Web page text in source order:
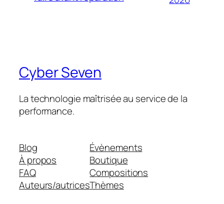
Cyber Seven
La technologie maîtrisée au service de la
performance.
Blog
À propos
FAQ
Auteurs/autrices
Évènements
Boutique
Compositions
Thèmes